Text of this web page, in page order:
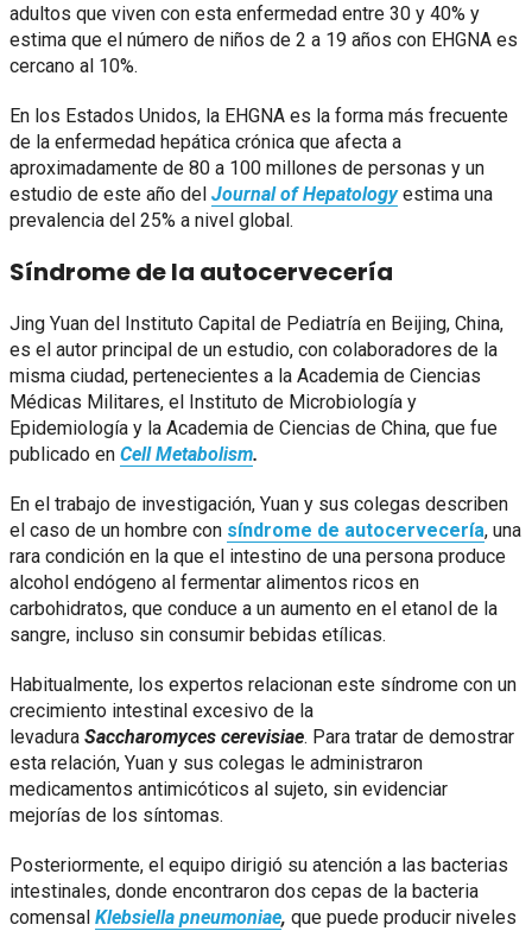
adultos que viven con esta enfermedad entre 30 y 40% y
estima que el número de niños de 2 a 19 años con EHGNA es
cercano al 10%.
En los Estados Unidos, la EHGNA es la forma más frecuente
de la enfermedad hepática crónica que afecta a
aproximadamente de 80 a 100 millones de personas y un
estudio de este año del Journal of Hepatology estima una
prevalencia del 25% a nivel global.
Síndrome de la autocervecería
Jing Yuan del Instituto Capital de Pediatría en Beijing, China,
es el autor principal de un estudio, con colaboradores de la
misma ciudad, pertenecientes a la Academia de Ciencias
Médicas Militares, el Instituto de Microbiología y
Epidemiología y la Academia de Ciencias de China, que fue
publicado en Cell Metabolism.
En el trabajo de investigación, Yuan y sus colegas describen
el caso de un hombre con síndrome de autocervecería, una
rara condición en la que el intestino de una persona produce
alcohol endógeno al fermentar alimentos ricos en
carbohidratos, que conduce a un aumento en el etanol de la
sangre, incluso sin consumir bebidas etílicas.
Habitualmente, los expertos relacionan este síndrome con un
crecimiento intestinal excesivo de la
levadura Saccharomyces cerevisiae. Para tratar de demostrar
esta relación, Yuan y sus colegas le administraron
medicamentos antimicóticos al sujeto, sin evidenciar
mejorías de los síntomas.
Posteriormente, el equipo dirigió su atención a las bacterias
intestinales, donde encontraron dos cepas de la bacteria
comensal Klebsiella pneumoniae, que puede producir niveles